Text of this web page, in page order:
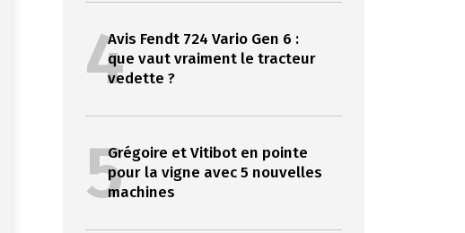
4Avis Fendt 724 Vario Gen 6 :
que vaut vraiment le tracteur
vedette ?
5Grégoire et Vitibot en pointe
pour la vigne avec 5 nouvelles
machines